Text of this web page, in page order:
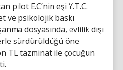
pilot E.C’nin eşi Y.T.C.
ve psikolojik baskı
dosyasında, evlilik dışı
sürdürüldüğü öne
TL tazminat ile çocuğun